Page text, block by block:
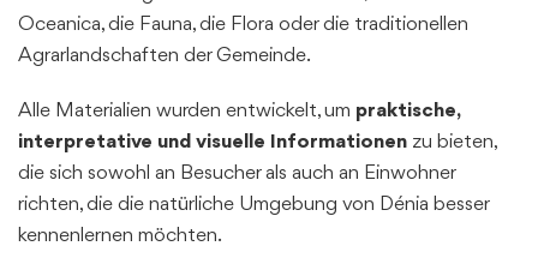
Oceanica, die Fauna, die Flora oder die traditionellen
Agrarlandschaften der Gemeinde.
Alle Materialien wurden entwickelt, um praktische,
interpretative und visuelle Informationen zu bieten,
die sich sowohl an Besucher als auch an Einwohner
richten, die die natürliche Umgebung von Dénia besser
kennenlernen möchten.